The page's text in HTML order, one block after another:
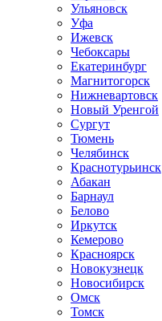
Ульяновск
Уфа
Ижевск
Чебоксары
Екатеринбург
Магнитогорск
Нижневартовск
Новый Уренгой
Сургут
Тюмень
Челябинск
Краснотурьинск
Абакан
Барнаул
Белово
Иркутск
Кемерово
Красноярск
Новокузнецк
Новосибирск
Омск
Томск